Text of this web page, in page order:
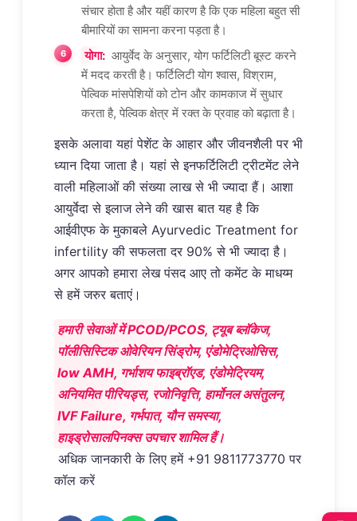
संचार होता है और यहीं कारण है कि एक महिला बहुत सी
बीमारियों का सामना करना पड़ता है।
योगा: आयुर्वेद के अनुसार, योग फर्टिलिटी बूस्ट करने
में मदद करती है। फर्टिलिटी योग श्वास, विश्राम,
पेल्विक मांसपेशियों को टोन और कामकाज में सुधार
करता है, पेल्विक क्षेत्र में रक्त के प्रवाह को बढ़ाता है।
इसके अलावा यहां पेशेंट के आहार और जीवनशैली पर भी
ध्यान दिया जाता है। यहां से इनफर्टिलिटी ट्रीटमेंट लेने
वाली महिलाओं की संख्या लाख से भी ज्यादा हैं। आशा
आयुर्वेदा से इलाज लेने की खास बात यह है कि
आईवीएफ के मुकाबले Ayurvedic Treatment for
infertility की सफलता दर 90% से भी ज्यादा है।
अगर आपको हमारा लेख पंसद आए तो कमेंट के माधय्म
से हमें जरुर बताएं।
हमारी सेवाओं में PCOD/PCOS, ट्यूब ब्लॉकेज,
पॉलीसिस्टिक ओवेरियन सिंड्रोम, एंडोमेट्रिओसिस,
low AMH, गर्भाशय फाइब्रॉएड, एंडोमेट्रियम,
अनियमित पीरियड्स, रजोनिवृत्ति, हार्मोनल असंतुलन,
IVF Failure, गर्भपात, यौन समस्या,
हाइड्रोसालपिनक्स उपचार शामिल हैं।
अधिक जानकारी के लिए हमें +91 9811773770 पर
कॉल करें